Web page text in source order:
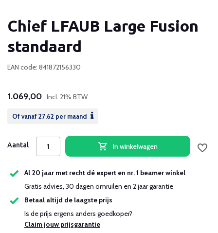
Chief LFAUB Large Fusion
standaard
EAN code: 841872156330
1.069,00 Incl. 21% BTW
Of vanaf 27,62 per maand
Aantal In winkelwagen
Al 20 jaar met recht dé expert en nr. 1 beamer winkel
Gratis advies, 30 dagen omruilen en 2 jaar garantie
Betaal altijd de laagste prijs
Is de prijs ergens anders goedkoper?
Claim jouw prijsgarantie